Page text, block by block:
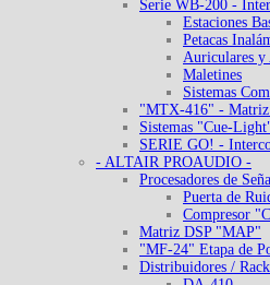
Serie WB-200 -
Estaciones
Petacas
Auriculares y
Maletines
Sistemas
"MTX-416" - Matriz
Sistemas "Cue-
SERIE GO! -
- ALTAIR PROAUDIO -
Procesadores de
Puerta de
Compresor
Matriz DSP "MAP"
"MF-24" Etapa de
Distribuidores /